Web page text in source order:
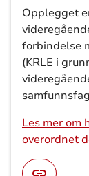
Opplegget
forbindelse
(KRLE i
Les mer om
overordnet